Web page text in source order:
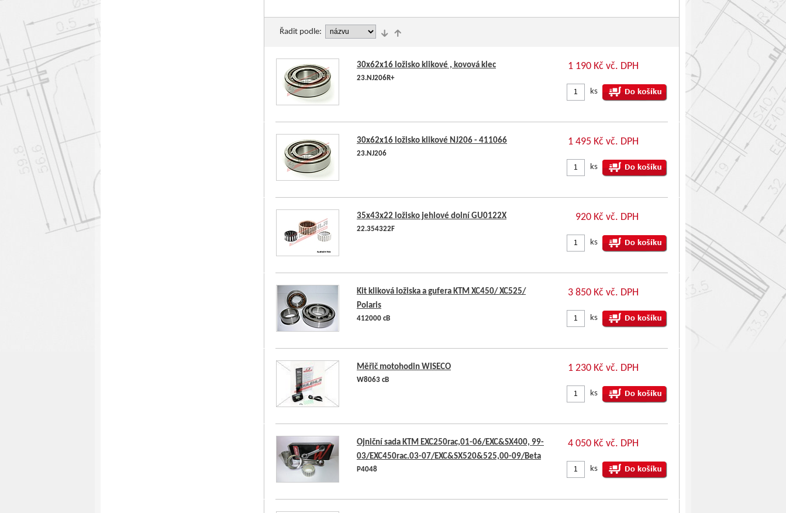
Řadit podle:
30x62x16 ložisko klikové , kovová klec
23.NJ206R+
1 190 Kč vč. DPH
ks
30x62x16 ložisko klikové NJ206 - 411066
23.NJ206
1 495 Kč vč. DPH
ks
35x43x22 ložisko jehlové dolní GU0122X
22.354322F
920 Kč vč. DPH
ks
Kit kliková ložiska a gufera KTM XC450/ XC525/
Polaris
412000 cB
3 850 Kč vč. DPH
ks
Měřič motohodin WISECO
W8063 cB
1 230 Kč vč. DPH
ks
Ojniční sada KTM EXC250rac,01-06/EXC&SX400, 99-
03/EXC450rac.03-07/EXC&SX520&525,00-09/Beta
P4048
4 050 Kč vč. DPH
ks